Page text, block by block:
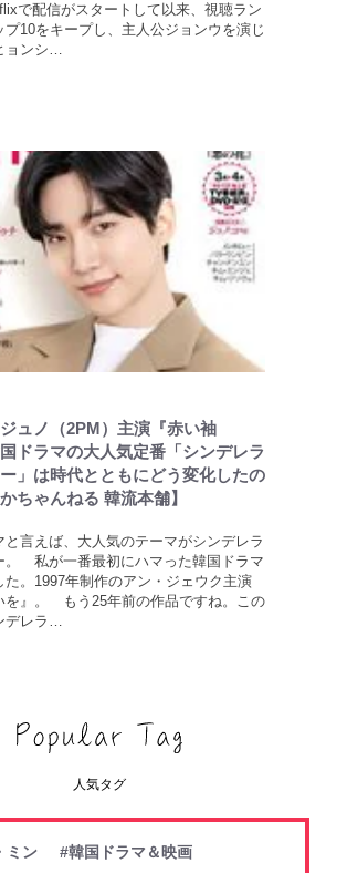
で配信がスタートして以来、視聴ラン
プ10をキープし、主人公ジョンウを演じ
ョンシ…
ュノ（2PM）主演『赤い袖
ドラマの大人気定番「シンデレラ
」は時代とともにどう変化したの
ちゃんねる 韓流本舗】
と言えば、大人気のテーマがシンデレラ
。 私が一番最初にハマった韓国ドラマ
た。1997年制作のアン・ジェウク主演
を』。 もう25年前の作品ですね。この
デレラ…
人気タグ
ミン
#韓国ドラマ＆映画